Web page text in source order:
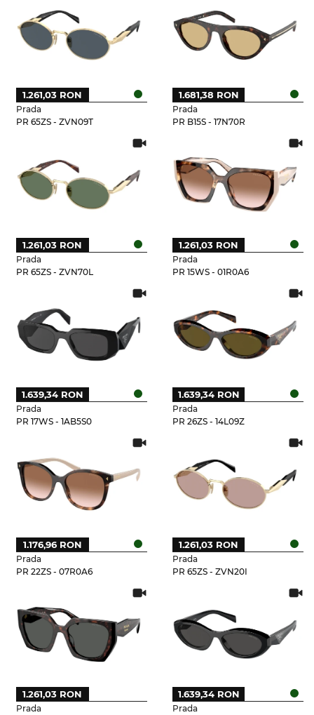
Prada
PR 65ZS - ZVN09T
1.261,03 RON
Prada
PR B15S - 17N70R
1.681,38 RON
Prada
PR 65ZS - ZVN70L
1.261,03 RON
Prada
PR 15WS - 01R0A6
1.261,03 RON
Prada
PR 17WS - 1AB5S0
1.639,34 RON
Prada
PR 26ZS - 14L09Z
1.639,34 RON
Prada
PR 22ZS - 07R0A6
1.176,96 RON
Prada
PR 65ZS - ZVN20I
1.261,03 RON
Prada
1.261,03 RON
Prada
1.639,34 RON